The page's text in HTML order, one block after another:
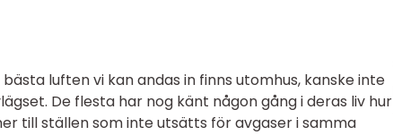
luften vi kan andas in finns utomhus, kanske inte
De flesta har nog känt någon gång i deras liv hur
till ställen som inte utsätts för avgaser i samma